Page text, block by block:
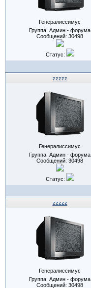
Генералиссимус
Группа: Админ - форума
Сообщений: 30498
Статус:
zzzzz
Генералиссимус
Группа: Админ - форума
Сообщений: 30498
Статус:
zzzzz
Генералиссимус
Группа: Админ - форума
Сообщений: 30498